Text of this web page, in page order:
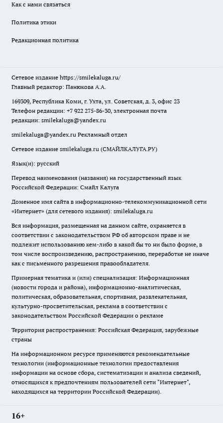
Как с нами связаться
Политика этики
Редакционная политика
Сетевое издание https://smilekaluga.ru/
Главный редактор: Панюкова А.А.
169309, Республика Коми, г. Ухта, ул. Советская, д. 3, офис 23
Телефон редакции: +7 922 275-86-30, электронная почта
редакции: smilekaluga@yandex.ru
smilekaluga@yandex.ru Рекламный отдел
Сетевое издание smilekaluga.ru (СМАЙЛКАЛУГА.РУ)
Язык(и): русский
Перевод наименования (названия) на государственный язык
Российской Федерации: Смайл Калуга
Доменное имя сайта в информационно-телекоммуникационной сети
«Интернет» (для сетевого издания): smilekaluga.ru
Вся информация, размещенная на данном сайте, охраняется в
соответствии с законодательством РФ об авторском праве и не
подлежит использованию кем-либо в какой бы то ни было форме, в
том числе воспроизведению, распространению, переработке не иначе
как с письменного разрешения правообладателя.
Примерная тематика и (или) специализация: Информационная
(новости города и района), информационно-аналитическая,
политическая, образовательная, спортивная, развлекательная,
культурно-просветительская, реклама в соответствии с
законодательством Российской Федерации о рекламе
Территория распространения: Российская Федерация, зарубежные
страны
На информационном ресурсе применяются рекомендательные
технологии (информационные технологии предоставления
информации на основе сбора, систематизации и анализа сведений,
относящихся к предпочтениям пользователей сети "Интернет",
находящихся на территории Российской Федерации).
16+